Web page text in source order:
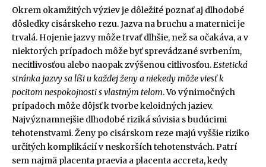
Okrem okamžitých výziev je dôležité poznať aj dlhodobé
dôsledky cisárskeho rezu. Jazva na bruchu a maternici je
trvalá. Hojenie jazvy môže trvať dlhšie, než sa očakáva, a v
niektorých prípadoch môže byť sprevádzané svrbením,
necitlivosťou alebo naopak zvýšenou citlivosťou.Estetická
stránka jazvy sa líši u každej ženy a niekedy môže viesť k
pocitom nespokojnosti s vlastným telom. Vo výnimočných
prípadoch môže dôjsť k tvorbe keloidných jaziev.
Najvýznamnejšie dlhodobé riziká súvisia s budúcimi
tehotenstvami. Ženy po cisárskom reze majú vyššie riziko
určitých komplikácií v neskorších tehotenstvách. Patrí
sem najmä placenta praevia a placenta accreta, kedy